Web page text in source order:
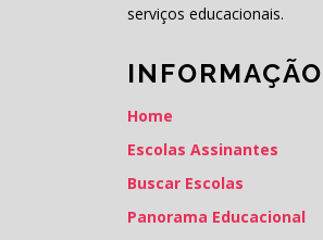
serviços educacionais.
INFORMAÇÃO
Home
Escolas Assinantes
Buscar Escolas
Panorama Educacional